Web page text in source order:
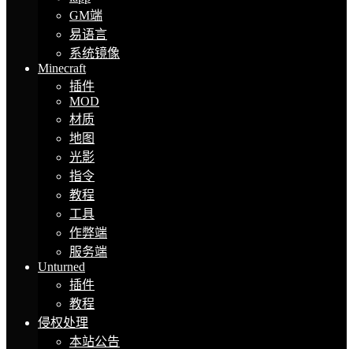
GM端
易语言
系统镜像
Minecraft
插件
MOD
材质
地图
光影
指令
教程
工具
作弊端
服务端
Unturned
插件
教程
侵权处理
本站公告